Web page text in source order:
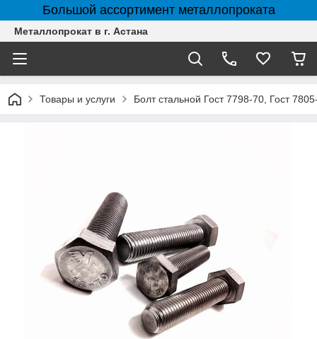
Большой ассортимент металлопроката
Металлопрокат в г. Астана
Товары и услуги Болт стальной Гост 7798-70, Гост